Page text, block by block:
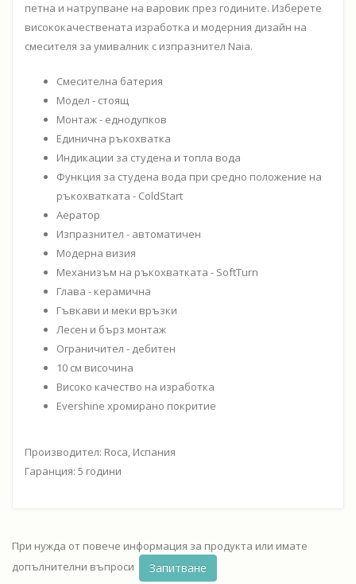
петна и натрупване на варовик през годините. Изберете
висококачествената изработка и модерния дизайн на
смесителя за умивалник с изпразнител Naia.
Смесителна батерия
Модел - стоящ
Монтаж - еднодупков
Единична ръкохватка
Индикации за студена и топла вода
Функция за студена вода при средно положение на
ръкохватката - ColdStart
Аератор
Изпразнител - автоматичен
Модерна визия
Механизъм на ръкохватката - SoftTurn
Глава - керамична
Гъвкави и меки връзки
Лесен и бърз монтаж
Ограничител - дебитен
10 см височина
Високо качество на изработка
Evershine хромирано покритие
Производител: Roca, Испания
Гаранция: 5 години
При нужда от повече информация за продукта или имате
допълнителни въпроси
Запитване